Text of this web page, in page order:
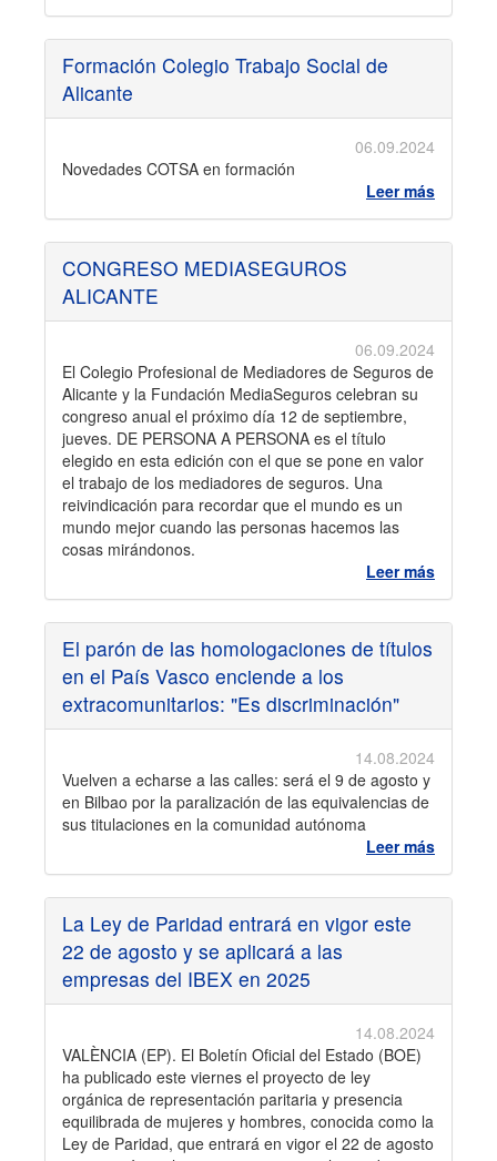
Formación Colegio Trabajo Social de
Alicante
06.09.2024
Novedades COTSA en formación
Leer más
CONGRESO MEDIASEGUROS
ALICANTE
06.09.2024
El Colegio Profesional de Mediadores de Seguros de
Alicante y la Fundación MediaSeguros celebran su
congreso anual el próximo día 12 de septiembre,
jueves. DE PERSONA A PERSONA es el título
elegido en esta edición con el que se pone en valor
el trabajo de los mediadores de seguros. Una
reivindicación para recordar que el mundo es un
mundo mejor cuando las personas hacemos las
cosas mirándonos.
Leer más
El parón de las homologaciones de títulos
en el País Vasco enciende a los
extracomunitarios: "Es discriminación"
14.08.2024
Vuelven a echarse a las calles: será el 9 de agosto y
en Bilbao por la paralización de las equivalencias de
sus titulaciones en la comunidad autónoma
Leer más
La Ley de Paridad entrará en vigor este
22 de agosto y se aplicará a las
empresas del IBEX en 2025
14.08.2024
VALÈNCIA (EP). El Boletín Oficial del Estado (BOE)
ha publicado este viernes el proyecto de ley
orgánica de representación paritaria y presencia
equilibrada de mujeres y hombres, conocida como la
Ley de Paridad, que entrará en vigor el 22 de agosto